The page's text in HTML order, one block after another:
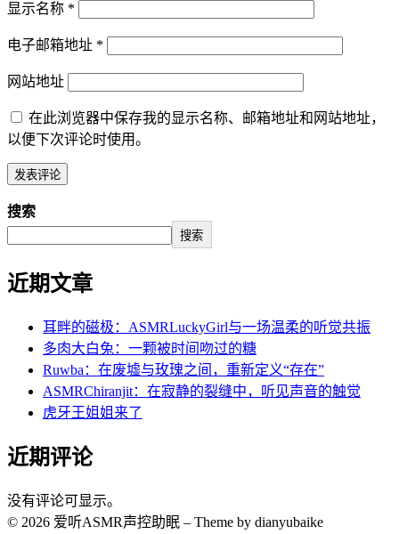
显示名称 *
电子邮箱地址 *
网站地址
在此浏览器中保存我的显示名称、邮箱地址和网站地址，
以便下次评论时使用。
搜索
搜索
近期文章
耳畔的磁极：ASMRLuckyGirl与一场温柔的听觉共振
多肉大白兔：一颗被时间吻过的糖
Ruwba：在废墟与玫瑰之间，重新定义“存在”
ASMRChiranjit：在寂静的裂缝中，听见声音的触觉
虎牙王姐姐来了
近期评论
没有评论可显示。
© 2026 爱听ASMR声控助眠 – Theme by dianyubaike